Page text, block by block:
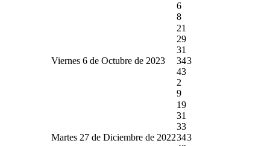
6
8
Viernes 6 de Octubre de 2023
21
29
31
34
43
2
9
3
Martes 27 de Diciembre de 2022
19
31
33
343